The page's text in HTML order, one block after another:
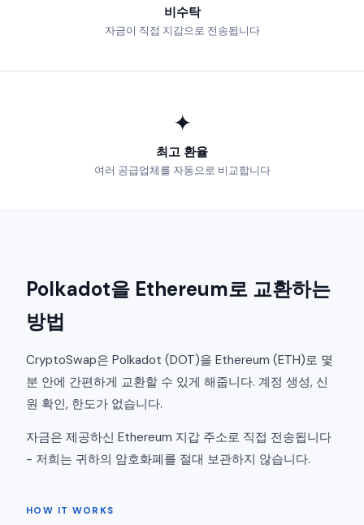
비수탁
자금이 직접 지갑으로 전송됩니다
✦
최고 환율
여러 공급업체를 자동으로 비교합니다
Polkadot을 Ethereum로 교환하는
방법
CryptoSwap은 Polkadot (DOT)을 Ethereum (ETH)로 몇
분 안에 간편하게 교환할 수 있게 해줍니다. 계정 생성, 신
원 확인, 한도가 없습니다.
자금은 제공하신 Ethereum 지갑 주소로 직접 전송됩니다
- 저희는 귀하의 암호화폐를 절대 보관하지 않습니다.
HOW IT WORKS